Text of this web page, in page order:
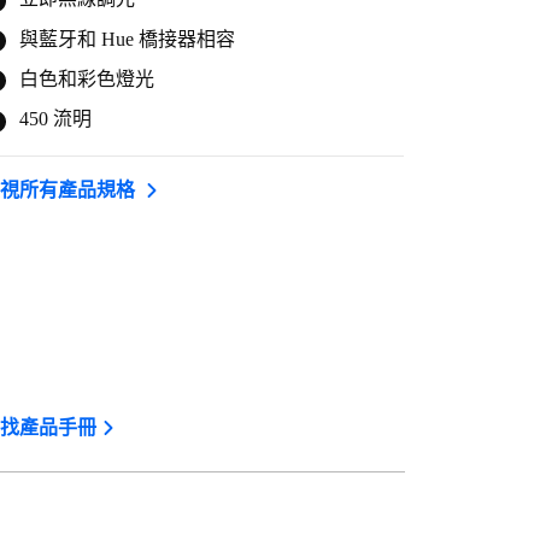
與藍牙和 Hue 橋接器相容
白色和彩色燈光
450 流明
所有產品規格
產品手冊